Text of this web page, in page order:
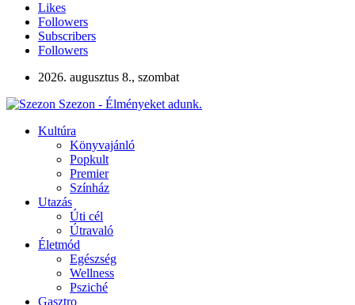
Likes
Followers
Subscribers
Followers
2026. augusztus 8., szombat
Szezon - Élményeket adunk.
Kultúra
Könyvajánló
Popkult
Premier
Színház
Utazás
Úti cél
Útravaló
Életmód
Egészség
Wellness
Psziché
Gasztro